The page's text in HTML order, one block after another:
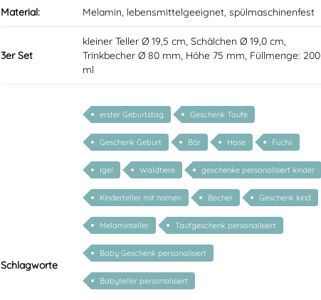
Material: Melamin, lebensmittelgeeignet, spülmaschinenfest
3er Set
kleiner Teller Ø 19,5 cm, Schälchen Ø 19,0 cm,
Trinkbecher Ø 80 mm, Höhe 75 mm, Füllmenge: 200
ml
Schlagworte
erster Geburtstag Geschenk Taufe
Geschenk Geburt Bär Hase Fuchs
Igel Waldtiere geschenke personalisiert kinder
Kinderteller mit namen Becher Geschenk kind
Melaminteller Taufgeschenk personalisiert
Baby Geschenk personalisiert
Babyteller personalisiert